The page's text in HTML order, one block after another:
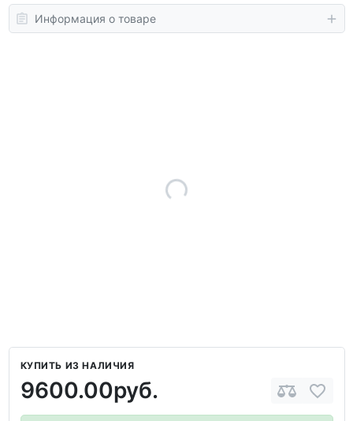
Информация о товаре
КУПИТЬ ИЗ НАЛИЧИЯ
9600.00руб.